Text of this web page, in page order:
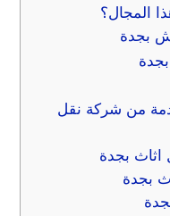
المجال؟
بجدة
من شركة نقل
بجدة
بجدة